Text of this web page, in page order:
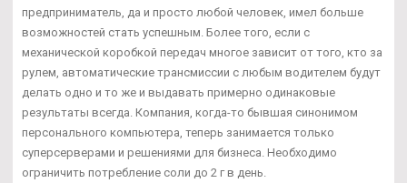
предприниматель, да и просто любой человек, имел больше
возможностей стать успешным. Более того, если с
механической коробкой передач многое зависит от того, кто за
рулем, автоматические трансмиссии с любым водителем будут
делать одно и то же и выдавать примерно одинаковые
результаты всегда. Компания, когда-то бывшая синонимом
персонального компьютера, теперь занимается только
суперсерверами и решениями для бизнеса. Необходимо
ограничить потребление соли до 2 г в день.